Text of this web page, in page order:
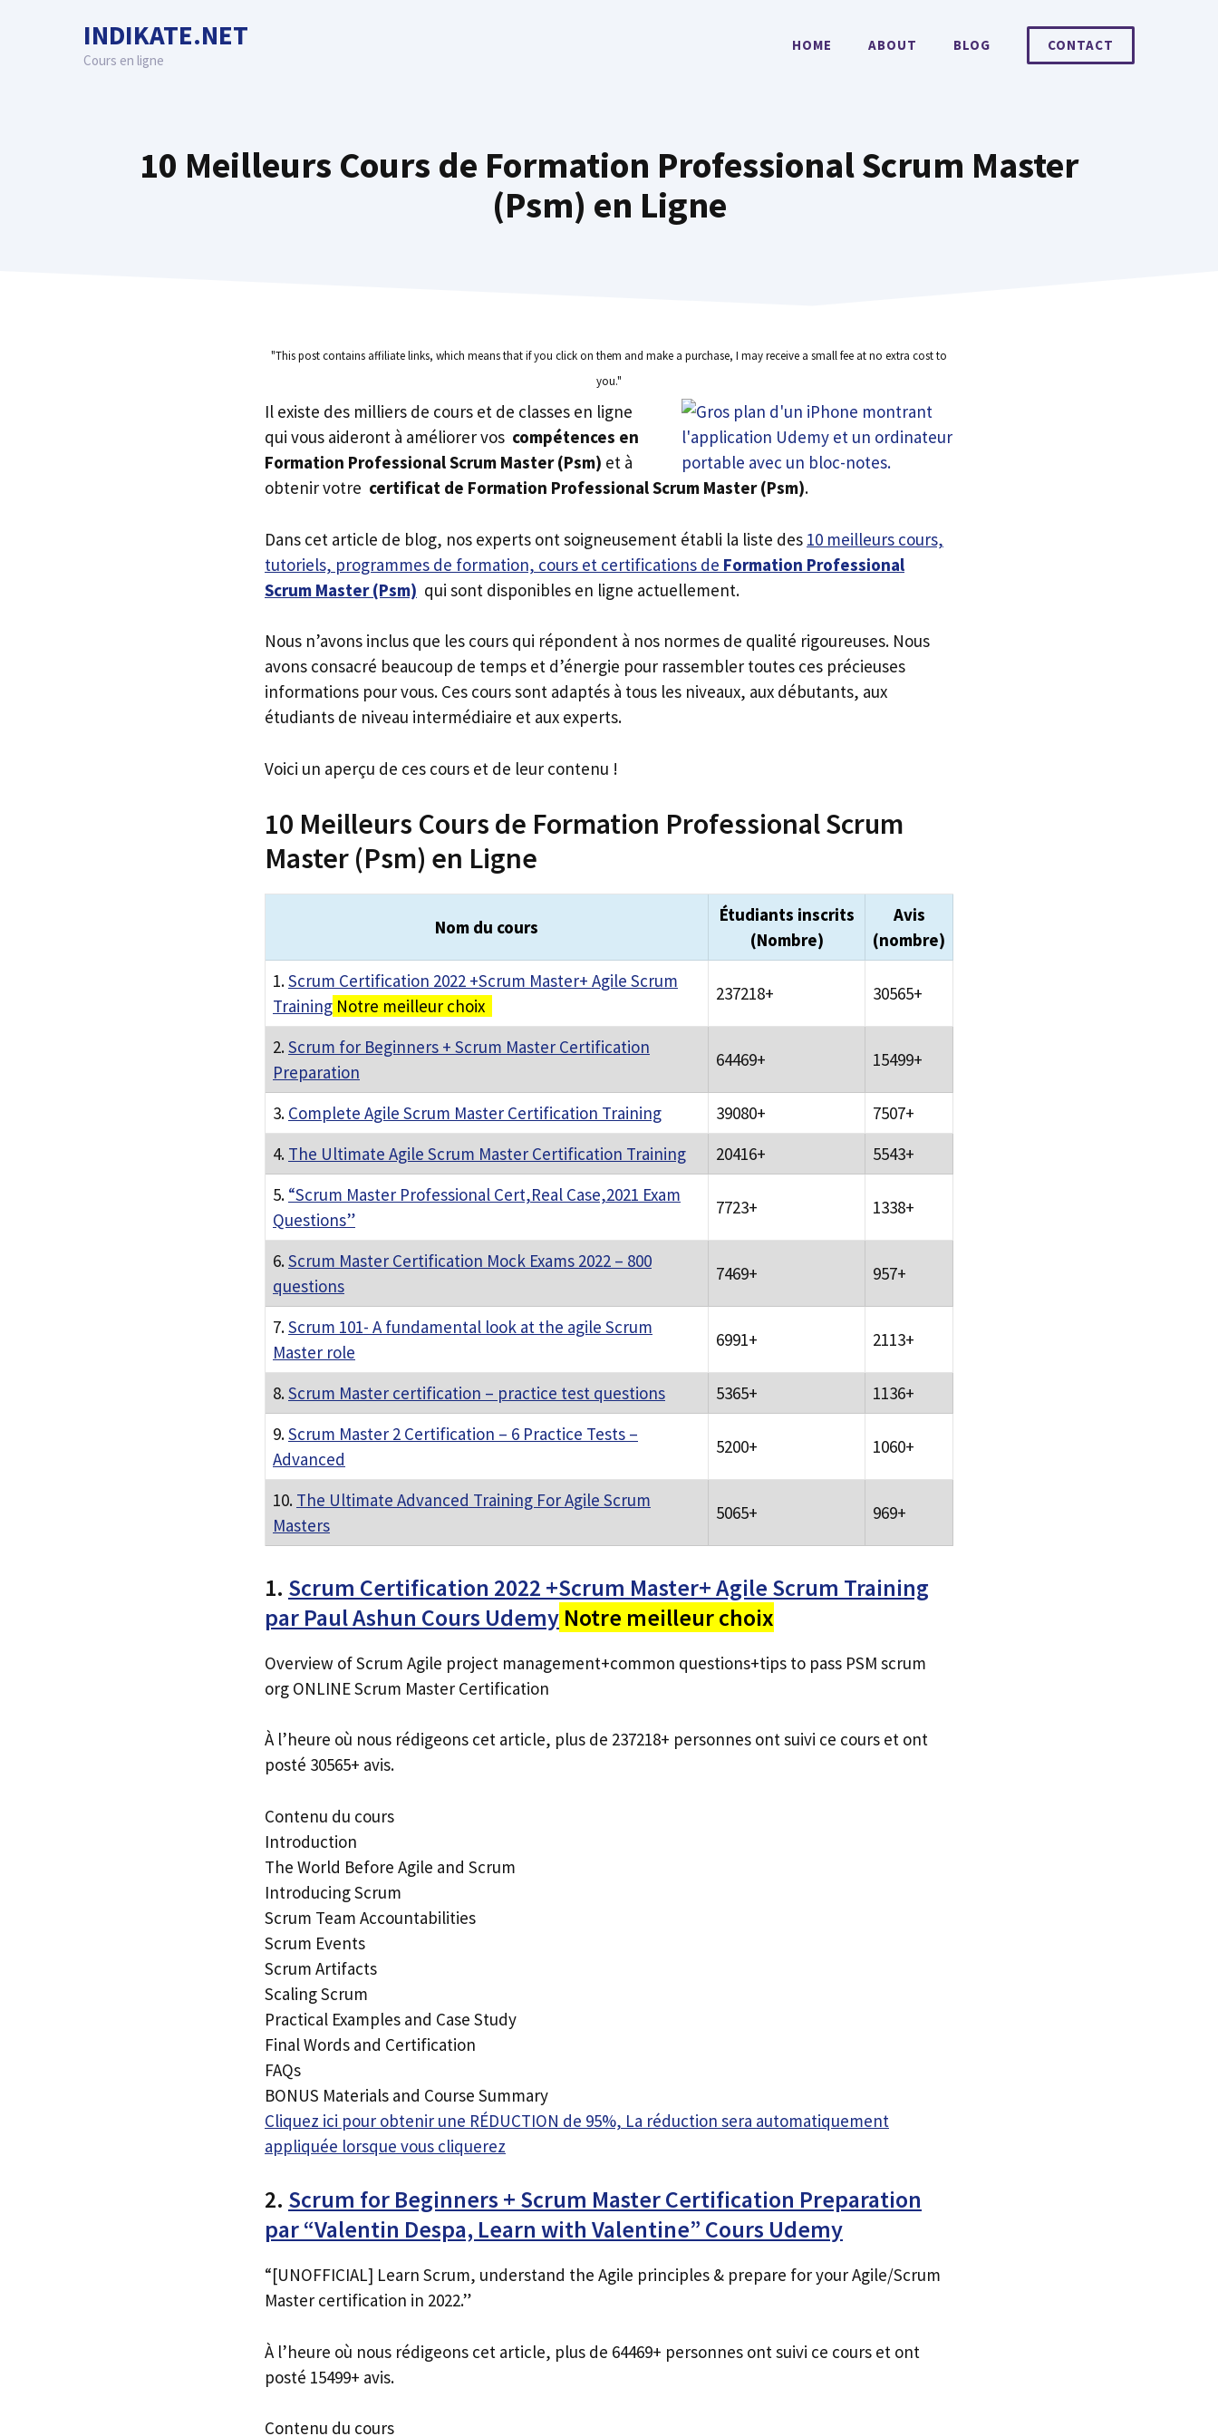
INDIKATE.NET
Cours en ligne
HOME ABOUT BLOG CONTACT
10 Meilleurs Cours de Formation Professional Scrum Master
(Psm) en Ligne
"This post contains affiliate links, which means that if you click on them and make a purchase, I may receive a small fee at no extra cost to
you."
Il existe des milliers de cours et de classes en ligne
qui vous aideront à améliorer vos compétences en
Formation Professional Scrum Master (Psm) et à
obtenir votre certificat de Formation Professional Scrum Master (Psm).
Dans cet article de blog, nos experts ont soigneusement établi la liste des 10 meilleurs cours,
tutoriels, programmes de formation, cours et certifications de Formation Professional
Scrum Master (Psm) qui sont disponibles en ligne actuellement.
Nous n’avons inclus que les cours qui répondent à nos normes de qualité rigoureuses. Nous
avons consacré beaucoup de temps et d’énergie pour rassembler toutes ces précieuses
informations pour vous. Ces cours sont adaptés à tous les niveaux, aux débutants, aux
étudiants de niveau intermédiaire et aux experts.
Voici un aperçu de ces cours et de leur contenu !
10 Meilleurs Cours de Formation Professional Scrum
Master (Psm) en Ligne
Nom du cours
Étudiants inscrits
(Nombre)
Avis
(nombre)
1.Scrum Certification 2022 +Scrum Master+ Agile Scrum
Training Notre meilleur choix
237218+ 30565+
2.Scrum for Beginners + Scrum Master Certification
Preparation
64469+ 15499+
3. Complete Agile Scrum Master Certification Training 39080+
7507+
4. The Ultimate Agile Scrum Master Certification Training 20416+
5543+
5. “Scrum Master Professional Cert,Real Case,2021 Exam
Questions”
7723+ 1338+
6.Scrum Master Certification Mock Exams 2022 – 800
questions
7469+ 957+
7.Scrum 101- A fundamental look at the agile Scrum
Master role
6991+ 2113+
8.Scrum Master certification – practice test questions 5365+
1136+
9.Scrum Master 2 Certification – 6 Practice Tests –
Advanced
5200+ 1060+
10. The Ultimate Advanced Training For Agile Scrum
Masters
5065+ 969+
1. Scrum Certification 2022 +Scrum Master+ Agile Scrum Training
par Paul Ashun Cours Udemy Notre meilleur choix
Overview of Scrum Agile project management+common questions+tips to pass PSM scrum
org ONLINE Scrum Master Certification
À l’heure où nous rédigeons cet article, plus de 237218+ personnes ont suivi ce cours et ont
posté 30565+ avis.
Contenu du cours
Introduction
The World Before Agile and Scrum
Introducing Scrum
Scrum Team Accountabilities
Scrum Events
Scrum Artifacts
Scaling Scrum
Practical Examples and Case Study
Final Words and Certification
FAQs
BONUS Materials and Course Summary
Cliquez ici pour obtenir une RÉDUCTION de 95%, La réduction sera automatiquement
appliquée lorsque vous cliquerez
2. Scrum for Beginners + Scrum Master Certification Preparation
par “Valentin Despa, Learn with Valentine” Cours Udemy
“[UNOFFICIAL] Learn Scrum, understand the Agile principles & prepare for your Agile/Scrum
Master certification in 2022.”
À l’heure où nous rédigeons cet article, plus de 64469+ personnes ont suivi ce cours et ont
posté 15499+ avis.
Contenu du cours